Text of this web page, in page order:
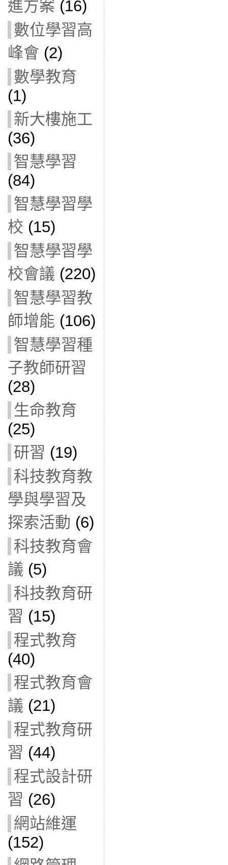
進方案 (16)
數位學習高
峰會 (2)
數學教育
(1)
新大樓施工
(36)
智慧學習
(84)
智慧學習學
校 (15)
智慧學習學
校會議 (220)
智慧學習教
師增能 (106)
智慧學習種
子教師研習
(28)
生命教育
(25)
研習 (19)
科技教育教
學與學習及
探索活動 (6)
科技教育會
議 (5)
科技教育研
習 (15)
程式教育
(40)
程式教育會
議 (21)
程式教育研
習 (44)
程式設計研
習 (26)
網站維運
(152)